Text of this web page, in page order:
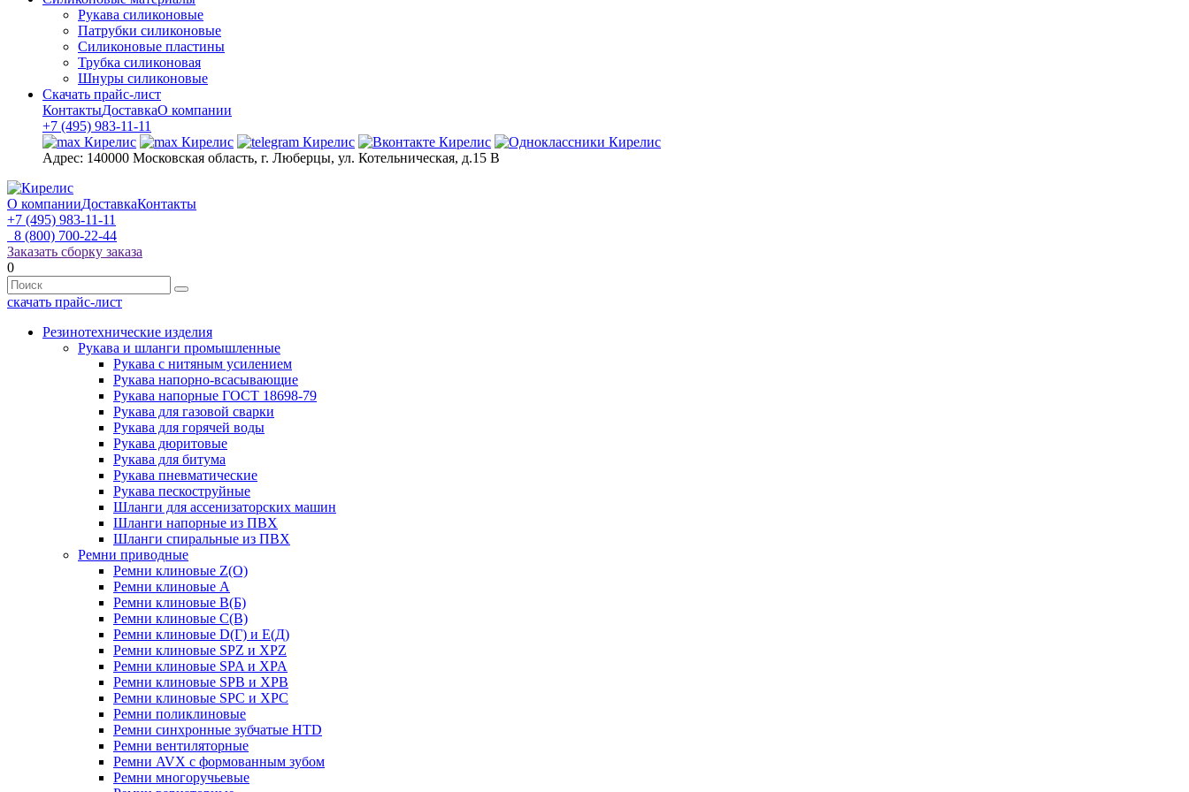
Рукава силиконовые
Патрубки силиконовые
Силиконовые пластины
Трубка силиконовая
Шнуры силиконовые
Скачать прайс-лист
КонтактыДоставкаО компании
+7 (495) 983-11-11
Адрес: 140000 Московская область, г. Люберцы, ул. Котельническая, д.15 В
О компанииДоставкаКонтакты
+7 (495) 983-11-11
8 (800) 700-22-44
Заказать сборку заказа
0
скачать прайс-лист
Резинотехнические изделия
Рукава и шланги промышленные
Рукава с нитяным усилением
Рукава напорно-всасывающие
Рукава напорные ГОСТ 18698-79
Рукава для газовой сварки
Рукава для горячей воды
Рукава дюритовые
Рукава для битума
Рукава пневматические
Рукава пескоструйные
Шланги для ассенизаторских машин
Шланги напорные из ПВХ
Шланги спиральные из ПВХ
Ремни приводные
Ремни клиновые Z(О)
Ремни клиновые А
Ремни клиновые В(Б)
Ремни клиновые С(В)
Ремни клиновые D(Г) и Е(Д)
Ремни клиновые SPZ и XPZ
Ремни клиновые SPA и XPA
Ремни клиновые SPB и XPB
Ремни клиновые SPC и XPC
Ремни поликлиновые
Ремни синхронные зубчатые HTD
Ремни вентиляторные
Ремни AVX с формованным зубом
Ремни многоручьевые